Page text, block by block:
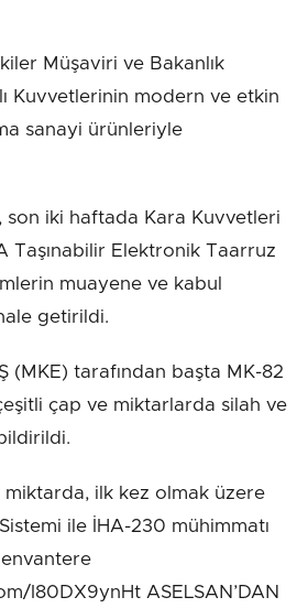
Müşaviri ve Bakanlık
Kuvvetlerinin modern ve etkin
sanayi ürünleriyle
iki haftada Kara Kuvvetleri
Taşınabilir Elektronik Taarruz
muayene ve kabul
getirildi.
(MKE) tarafından başta MK-82
çap ve miktarlarda silah ve
miktarda, ilk kez olmak üzere
ile İHA-230 mühimmatı
I80DX9ynHt ASELSAN’DAN